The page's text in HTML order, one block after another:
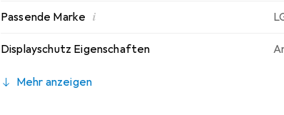
Passende Marke i
Displayschutz Eigenschaften
Mehr anzeigen